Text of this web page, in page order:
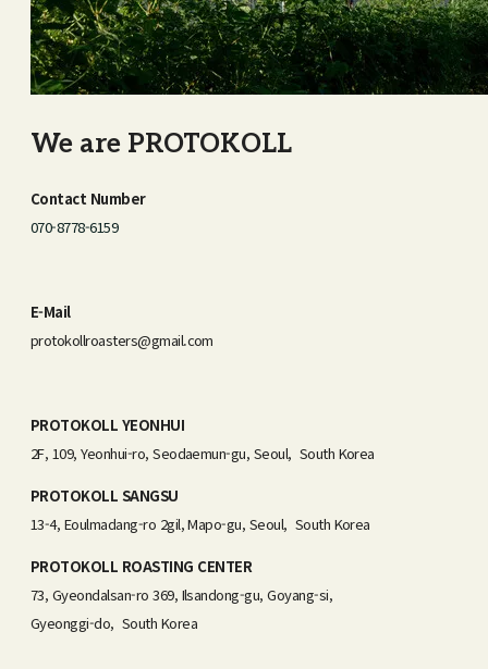
We are PROTOKOLL
Contact Number
070-8778-6159
E-Mail
protokollroasters@gmail.com
PROTOKOLL YEONHUI
2F, 109, Yeonhui-ro, Seodaemun-gu, Seoul, South Korea
PROTOKOLL SANGSU
13-4, Eoulmadang-ro 2gil, Mapo-gu, Seoul, South Korea
PROTOKOLL ROASTING CENTER
73, Gyeondalsan-ro 369, Ilsandong-gu, Goyang-si,
Gyeonggi-do, South Korea